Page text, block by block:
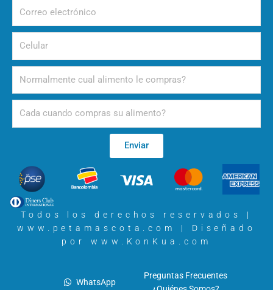
electrónico
Enviar
Todos los derechos reservados |
www.petamascota.com | Diseñado
por www.KonKua.com
WhatsApp
Preguntas Frecuentes